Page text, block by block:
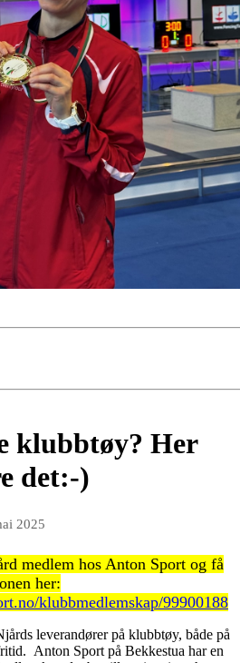
klubbtøy? Her
det:-)
2025
medlem hos Anton Sport og få
her:
klubbmedlemskap/99900188
leverandører på klubbtøy, både på
Anton Sport på Bekkestua har en